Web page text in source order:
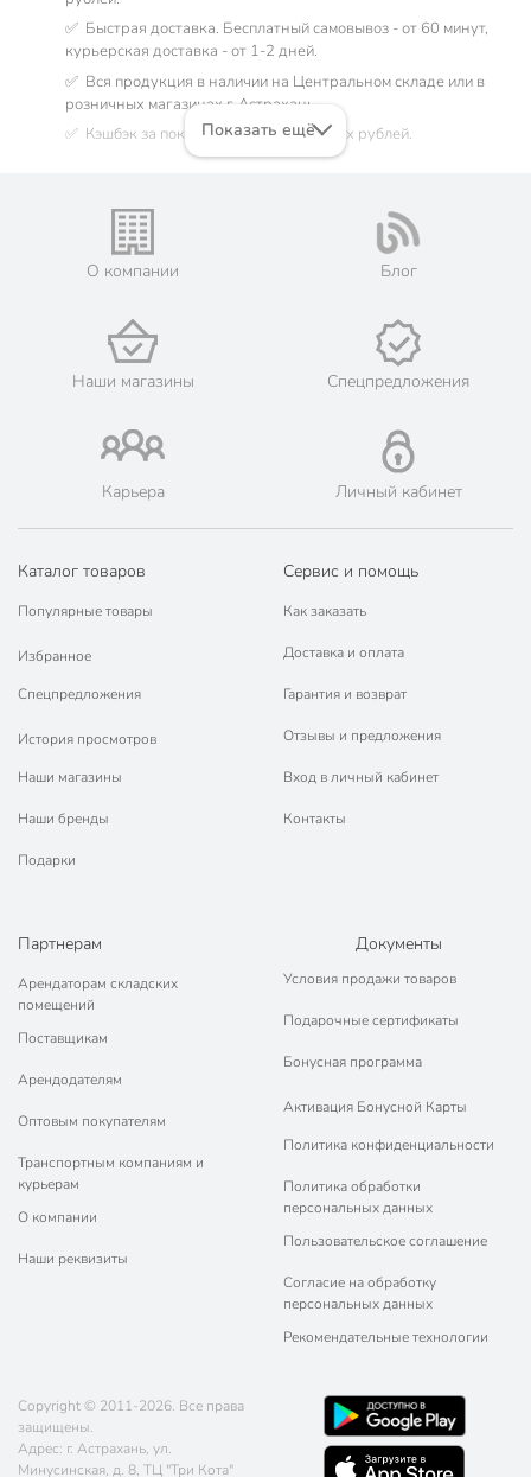
✅ Быстрая доставка. Бесплатный самовывоз - от 60 минут,
курьерская доставка - от 1-2 дней.
✅ Вся продукция в наличии на Центральном складе или в
розничных магазинах г. Астрахань.
✅ Кэшбэк за покупку до 1399 бонусных рублей.
Показать ещё
О компании Блог
Наши магазины Спецпредложения
Карьера Личный кабинет
Каталог товаров
Популярные товары
Избранное
Спецпредложения
История просмотров
Наши магазины
Наши бренды
Подарки
Сервис и помощь
Как заказать
Доставка и оплата
Гарантия и возврат
Отзывы и предложения
Вход в личный кабинет
Контакты
Партнерам
Арендаторам складских
помещений
Поставщикам
Арендодателям
Оптовым покупателям
Транспортным компаниям и
курьерам
О компании
Наши реквизиты
Документы
Условия продажи товаров
Подарочные сертификаты
Бонусная программа
Активация Бонусной Карты
Политика конфиденциальности
Политика обработки
персональных данных
Пользовательское соглашение
Согласие на обработку
персональных данных
Рекомендательные технологии
Copyright © 2011-2026. Все права
защищены.
Адрес: г. Астрахань, ул.
Минусинская, д. 8, ТЦ "Три Кота"